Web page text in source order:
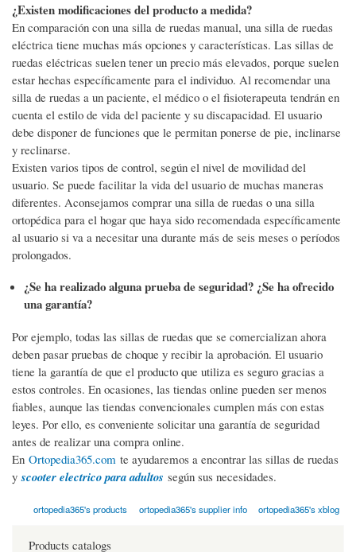
¿Existen modificaciones del producto a medida?
En comparación con una silla de ruedas manual, una silla de ruedas
eléctrica tiene muchas más opciones y características. Las sillas de
ruedas eléctricas suelen tener un precio más elevados, porque suelen
estar hechas específicamente para el individuo. Al recomendar una
silla de ruedas a un paciente, el médico o el fisioterapeuta tendrán en
cuenta el estilo de vida del paciente y su discapacidad. El usuario
debe disponer de funciones que le permitan ponerse de pie, inclinarse
y reclinarse.
Existen varios tipos de control, según el nivel de movilidad del
usuario. Se puede facilitar la vida del usuario de muchas maneras
diferentes. Aconsejamos comprar una silla de ruedas o una silla
ortopédica para el hogar que haya sido recomendada específicamente
al usuario si va a necesitar una durante más de seis meses o períodos
prolongados.
¿Se ha realizado alguna prueba de seguridad? ¿Se ha ofrecido
una garantía?
Por ejemplo, todas las sillas de ruedas que se comercializan ahora
deben pasar pruebas de choque y recibir la aprobación. El usuario
tiene la garantía de que el producto que utiliza es seguro gracias a
estos controles. En ocasiones, las tiendas online pueden ser menos
fiables, aunque las tiendas convencionales cumplen más con estas
leyes. Por ello, es conveniente solicitar una garantía de seguridad
antes de realizar una compra online.
En Ortopedia365.com te ayudaremos a encontrar las sillas de ruedas
y scooter electrico para adultos según sus necesidades.
ortopedia365's products ortopedia365's supplier info ortopedia365's xblog
Products catalogs